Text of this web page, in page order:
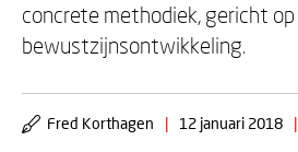
concrete methodiek, gericht op
bewustzijnsontwikkeling.
Fred Korthagen | 12 januari 2018 |